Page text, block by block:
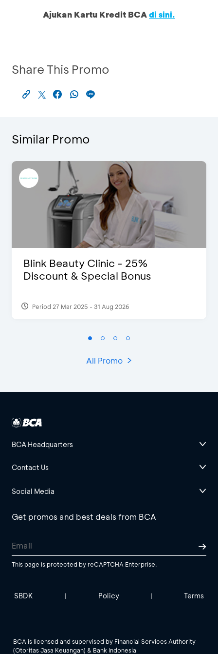
Ajukan Kartu Kredit BCAdi sini.
Share This Promo
Similar Promo
Blink Beauty Clinic - 25%
Discount & Special Bonus
Period 27 Mar 2025 - 31 Aug 2026
All Promo
BCA Headquarters
Contact Us
Social Media
Get promos and best deals from BCA
This page is protected by reCAPTCHA Enterprise.
SBDK | Policy | Terms
BCA is licensed and supervised by Financial Services Authority
(Otoritas Jasa Keuangan) & Bank Indonesia